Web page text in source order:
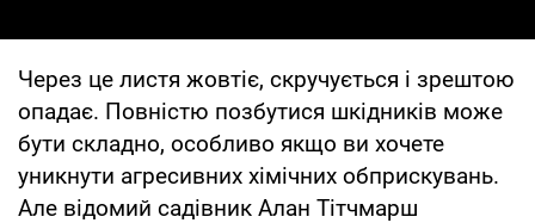
Через це листя жовтіє, скручується і зрештою
опадає. Повністю позбутися шкідників може
бути складно, особливо якщо ви хочете
уникнути агресивних хімічних обприскувань.
Але відомий садівник Алан Тітчмарш